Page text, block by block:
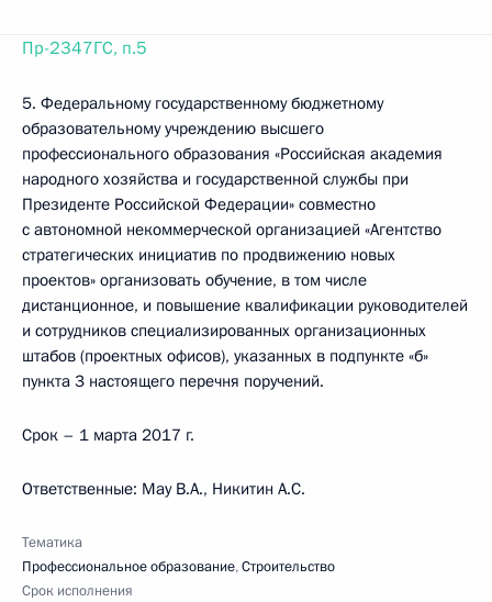
Пр-2347ГС, п.5
5. Федеральному государственному бюджетному
образовательному учреждению высшего
профессионального образования «Российская академия
народного хозяйства и государственной службы при
Президенте Российской Федерации» совместно
с автономной некоммерческой организацией «Агентство
стратегических инициатив по продвижению новых
проектов» организовать обучение, в том числе
дистанционное, и повышение квалификации руководителей
и сотрудников специализированных организационных
штабов (проектных офисов), указанных в подпункте «б»
пункта 3 настоящего перечня поручений.
Срок – 1 марта 2017 г.
Ответственные: May В.А., Никитин А.С.
Тематика
Профессиональное образование,Строительство
Срок исполнения